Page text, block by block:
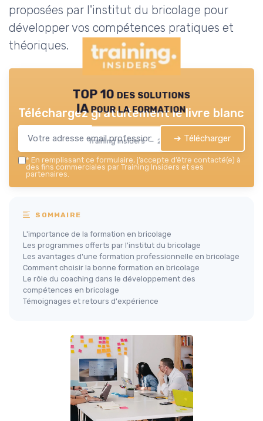
proposées par l'institut du bricolage pour
développer vos compétences pratiques et
théoriques.
TOP 10 des solutions
IA pour la formation
Training Insiders — 2026
Téléchargez gratuitement le livre blanc
➔ Télécharger
* En remplissant ce formulaire, j’accepte d’être contacté(e) à
des fins commerciales par Training Insiders et ses
partenaires.
SOMMAIRE
L'importance de la formation en bricolage
Les programmes offerts par l'institut du bricolage
Les avantages d'une formation professionnelle en bricolage
Comment choisir la bonne formation en bricolage
Le rôle du coaching dans le développement des
compétences en bricolage
Témoignages et retours d'expérience